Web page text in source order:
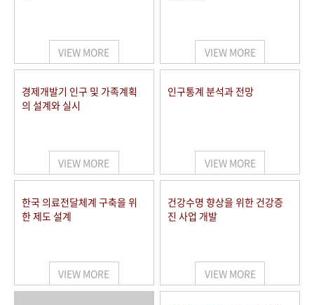
VIEW MORE VIEW MORE
경제개발기 인구 및 가족계획
의 설계와 실시
VIEW MORE
인구통계 분석과 전망
VIEW MORE
한국 의료전달체계 구축을 위
한 제도 설계
VIEW MORE
건강수명 향상을 위한 건강증
진 사업 개발
VIEW MORE